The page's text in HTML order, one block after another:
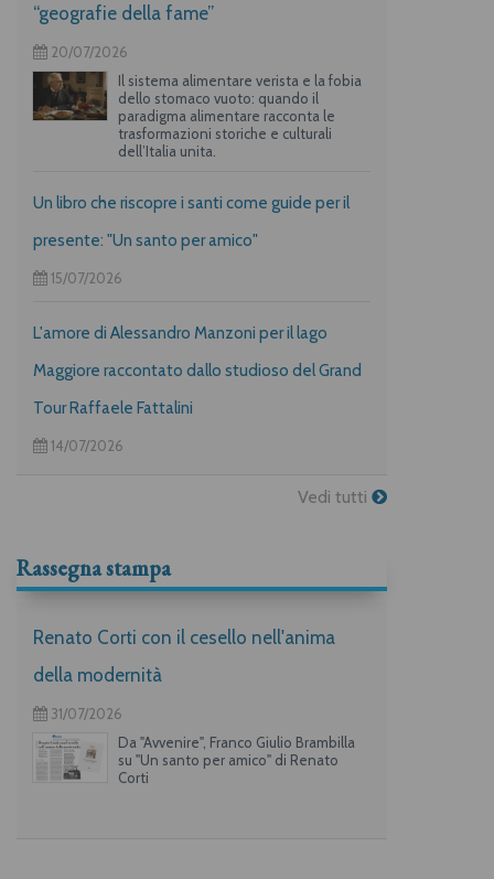
“geografie della fame”
20/07/2026
Il sistema alimentare verista e la fobia
dello stomaco vuoto: quando il
paradigma alimentare racconta le
trasformazioni storiche e culturali
dell’Italia unita.
Un libro che riscopre i santi come guide per il
presente: "Un santo per amico"
15/07/2026
L'amore di Alessandro Manzoni per il lago
Maggiore raccontato dallo studioso del Grand
Tour Raffaele Fattalini
14/07/2026
Vedi tutti
Rassegna stampa
Renato Corti con il cesello nell'anima
della modernità
31/07/2026
Da "Avvenire", Franco Giulio Brambilla
su "Un santo per amico" di Renato
Corti